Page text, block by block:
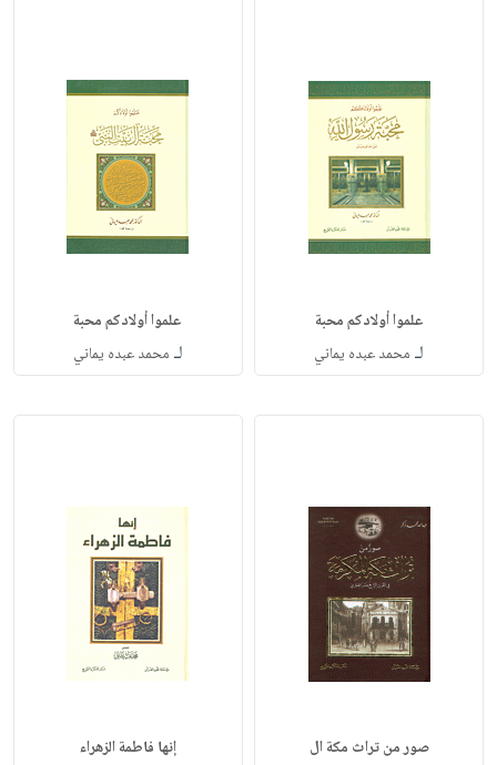
علموا أولادكم محبة
لـ محمد عبده يماني
علموا أولادكم محبة
لـ محمد عبده يماني
صور من تراث مكة ال إنها فاطمة الزهراء